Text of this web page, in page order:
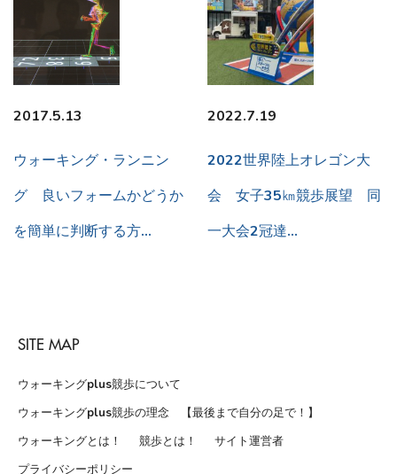
2017.5.13
ウォーキング・ランニン
グ 良いフォームかどうか
を簡単に判断する方…
2022.7.19
2022世界陸上オレゴン大
会 女子35㎞競歩展望 同
一大会2冠達…
SITE MAP
ウォーキングplus競歩について
ウォーキングplus競歩の理念 【最後まで自分の足で！】
ウォーキングとは！
競歩とは！
サイト運営者
プライバシーポリシー